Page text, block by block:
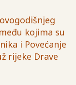
kojima su
i Povećanje
rijeke Drave